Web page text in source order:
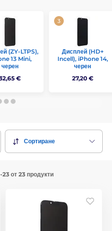
(ZY-LTPS),
13 Mini,
черен
€
Дисплей (HD+
Incell), iPhone 14,
черен
27,20 €
Сортиране
от 23 продукти